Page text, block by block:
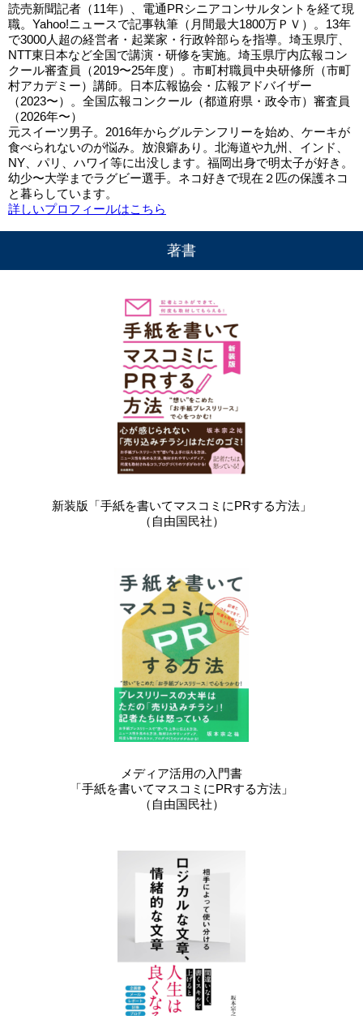
読売新聞記者（11年）、電通PRシニアコンサルタントを経て現
職。Yahoo!ニュースで記事執筆（月間最大1800万ＰＶ）。13年
で3000人超の経営者・起業家・行政幹部らを指導。埼玉県庁、
NTT東日本など全国で講演・研修を実施。埼玉県庁内広報コン
クール審査員（2019〜25年度）。市町村職員中央研修所（市町
村アカデミー）講師。日本広報協会・広報アドバイザー
（2023〜）。全国広報コンクール（都道府県・政令市）審査員
（2026年〜）
元スイーツ男子。2016年からグルテンフリーを始め、ケーキが
食べられないのが悩み。放浪癖あり。北海道や九州、インド、
NY、パリ、ハワイ等に出没します。福岡出身で明太子が好き。
幼少〜大学までラグビー選手。ネコ好きで現在２匹の保護ネコ
と暮らしています。
詳しいプロフィールはこちら
著書
新装版「手紙を書いてマスコミにPRする方法」
（自由国民社）
メディア活用の入門書
「手紙を書いてマスコミにPRする方法」
（自由国民社）